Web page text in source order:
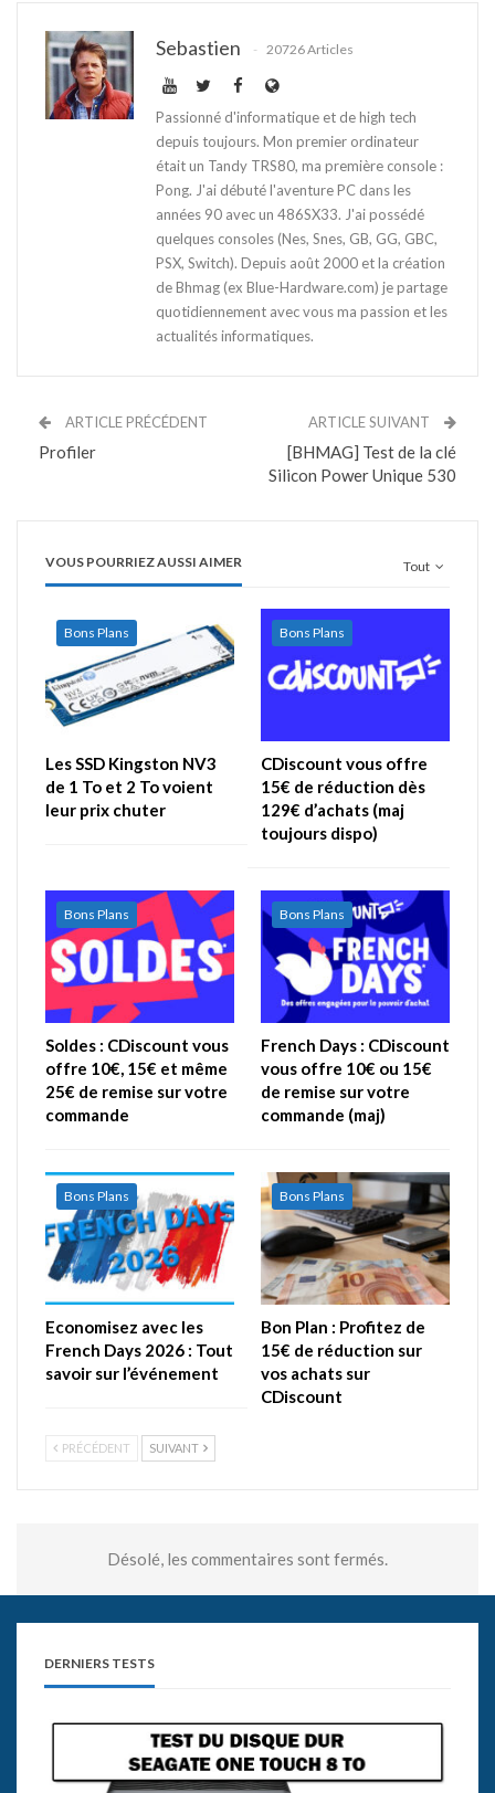
Sebastien 20726 Articles
Passionné d'informatique et de high tech
depuis toujours. Mon premier ordinateur
était un Tandy TRS80, ma première console :
Pong. J'ai débuté l'aventure PC dans les
années 90 avec un 486SX33. J'ai possédé
quelques consoles (Nes, Snes, GB, GG, GBC,
PSX, Switch). Depuis août 2000 et la création
de Bhmag (ex Blue-Hardware.com) je partage
quotidiennement avec vous ma passion et les
actualités informatiques.
ARTICLE PRÉCÉDENT
Profiler
ARTICLE SUIVANT
[BHMAG] Test de la clé
Silicon Power Unique 530
Tout
VOUS POURRIEZ AUSSI AIMER
Bons Plans
Les SSD Kingston NV3
de 1 To et 2 To voient
leur prix chuter
Bons Plans
CDiscount vous offre
15€ de réduction dès
129€ d’achats (maj
toujours dispo)
Bons Plans
Soldes : CDiscount vous
offre 10€, 15€ et même
25€ de remise sur votre
commande
Bons Plans
French Days : CDiscount
vous offre 10€ ou 15€
de remise sur votre
commande (maj)
Bons Plans
Economisez avec les
French Days 2026 : Tout
savoir sur l’événement
Bons Plans
Bon Plan : Profitez de
15€ de réduction sur
vos achats sur
CDiscount
PRÉCÉDENT SUIVANT
Désolé, les commentaires sont fermés.
DERNIERS TESTS